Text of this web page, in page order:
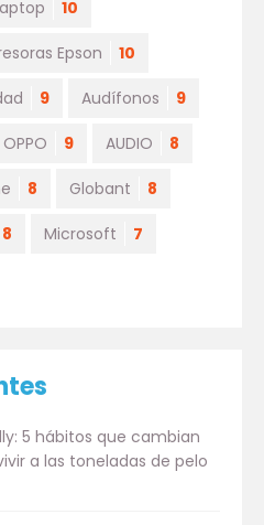
10
Epson 10
9 Audífonos 9
OPPO 9 AUDIO 8
8 Globant 8
8 Microsoft 7
5 hábitos que cambian
a las toneladas de pelo